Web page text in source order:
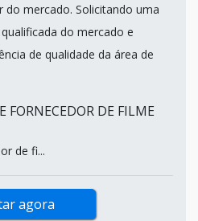
do mercado. Solicitando uma
do mercado e
de qualidade da área de
FORNECEDOR DE FILME
de fi...
agora